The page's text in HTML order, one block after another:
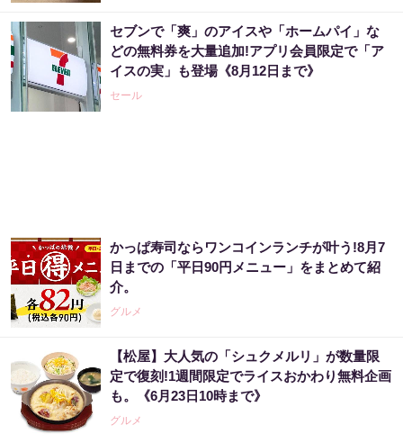
“宝くじは運じゃなかった”当たる人の“共通
点”を知っただけ
PR（合同会社デジタルファーム ）
「宝くじ、運じゃなかった」当たる人は“同じ
こと”してる
PR（合同会社デジタルファーム ）
同じ宝くじなのに、当たる人と外れる人の違
い実は“ここ”でした
PR（合同会社デジタルファーム ）
セブンで「爽」のアイスや「ホームパイ」な
どの無料券を大量追加!アプリ会員限定で「ア
イスの実」も登場《8月12日まで》
セール
かっぱ寿司ならワンコインランチが叶う!8月7
日までの「平日90円メニュー」をまとめて紹
介。
グルメ
【松屋】大人気の「シュクメルリ」が数量限
定で復刻!1週間限定でライスおかわり無料企画
も。《6月23日10時まで》
グルメ